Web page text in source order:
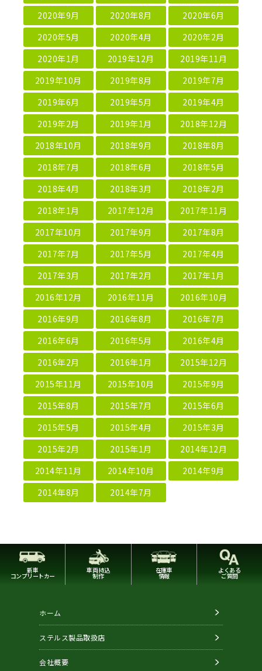
2020年9月
2020年8月
2020年6月
2020年5月
2020年4月
2020年2月
2020年1月
2019年12月
2019年11月
2019年10月
2019年8月
2019年7月
2019年6月
2019年5月
2019年4月
2019年2月
2019年1月
2018年12月
2018年10月
2018年9月
2018年8月
2018年7月
2018年6月
2018年5月
2018年4月
2018年3月
2018年2月
2018年1月
2017年12月
2017年11月
2017年10月
2017年9月
2017年8月
2017年7月
2017年5月
2017年4月
2017年3月
2017年2月
2017年1月
2016年12月
2016年11月
2016年10月
2016年9月
2016年8月
2016年7月
2016年6月
2016年5月
2016年4月
2016年2月
2016年1月
2015年12月
2015年11月
2015年10月
2015年9月
2015年8月
2015年7月
2015年6月
2015年5月
2015年4月
2015年3月
2015年2月
2015年1月
2014年12月
2014年11月
2014年10月
2014年9月
2014年8月
2014年7月
新車
コンプリートカー
車両持込
制作
在庫車
情報
よくある
ご質問
ホーム
ステルス製品取扱店
会社概要